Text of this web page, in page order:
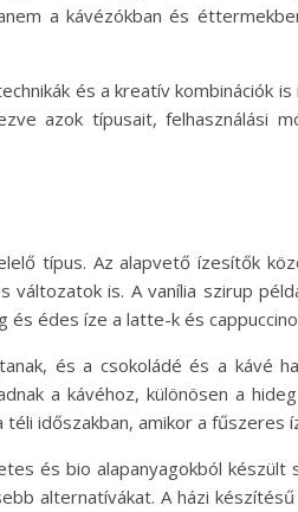
a kávézókban és
és a kreatív kombinációk
azok típusait, felhasználási
típus. Az alapvető ízesítők
is. A vanília szirup
és édes íze a latte-k és
és a csokoládé és a kávé
a kávéhoz, különösen a
időszakban, amikor a fűszeres
és bio alapanyagokból készült
alternatívákat. A házi